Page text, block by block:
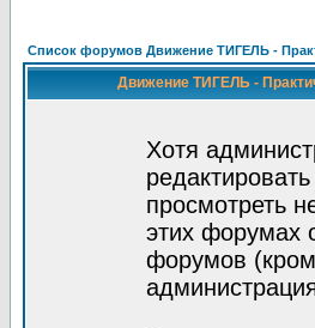
Список форумов Движение ТИГЕЛЬ -
Движение ТИГЕЛЬ -
Хотя
просмотреть
этих форумах
форумов